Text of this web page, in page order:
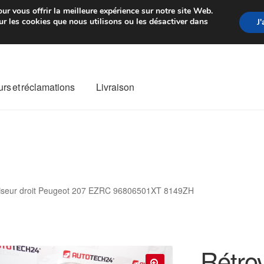
de 7 EUR Du lundi au
et réclamations Livraison
droit Peugeot 207 EZRC 96806501XT 8149ZH
vous offrir la meilleure expérience sur notre site Web.
les cookies que nous utilisons ou les désactiver dans